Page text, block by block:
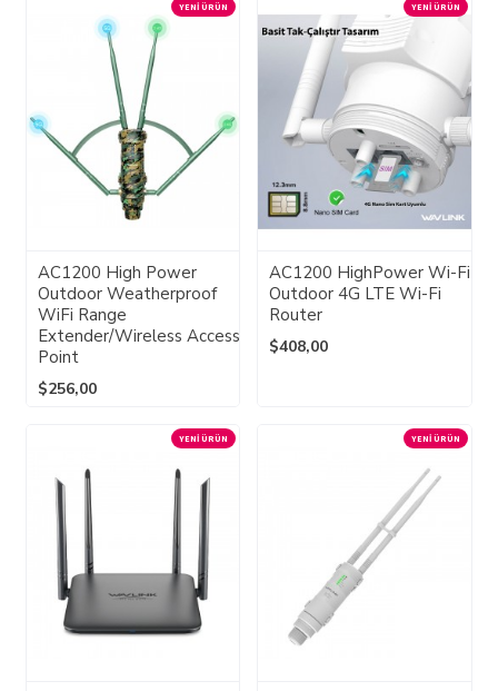
YENI ÜRÜN
AC1200 High Power
Outdoor Weatherproof
WiFi Range
Extender/Wireless Access
Point
$256,00
YENI ÜRÜN
AC1200 HighPower Wi-Fi
Outdoor 4G LTE Wi-Fi
Router
$408,00
YENI ÜRÜN YENI ÜRÜN